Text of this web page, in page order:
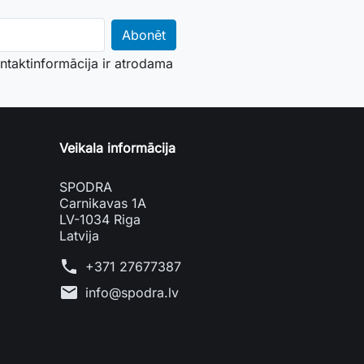
ir atrodama
Veikala informācija
SPODRA
Carnikavas 1A
LV-1034 Riga
Latvija
phone +371 27677387
mail info@spodra.lv